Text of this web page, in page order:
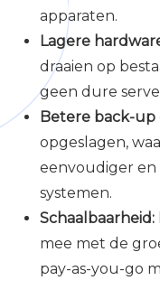
apparaten.
Lagere
draaien op
geen dure
Betere back-up
opgeslagen,
eenvoudiger en
systemen.
Schaalbaarheid:
mee met de
pay-as-you-go